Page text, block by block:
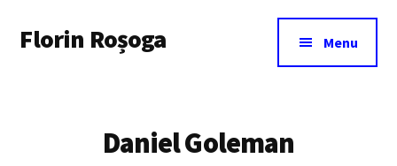
main
menu
Florin Roșoga Menu
Daniel Goleman